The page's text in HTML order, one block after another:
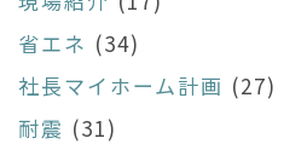
省エネ (34)
社長マイホーム計画 (27)
耐震 (31)